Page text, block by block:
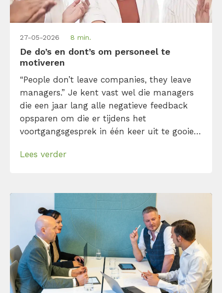
27-05-2026 8 min.
De do’s en dont’s om personeel te
motiveren
“People don’t leave companies, they leave
managers.” Je kent vast wel die managers
die een jaar lang alle negatieve feedback
opsparen om die er tijdens het
voortgangsgesprek in één keer uit te gooien.
“Maar je kleedt je wel representatief.” Of
motiveren. […]
Lees verder